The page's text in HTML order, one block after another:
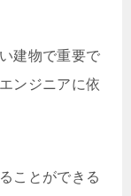
建物で重要で
ンジニアに依
ことができる